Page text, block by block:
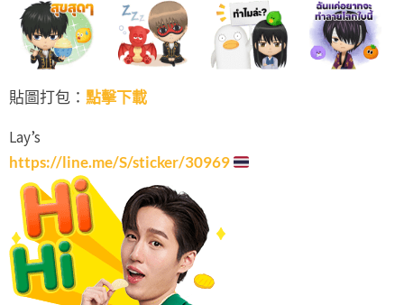
貼圖打包： 點擊下載
Lay’s
https://line.me/S/sticker/30969